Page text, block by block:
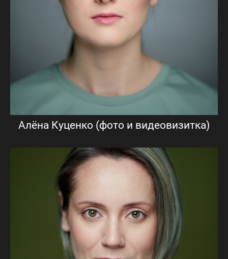
Алёна Куценко (фото и видеовизитка)